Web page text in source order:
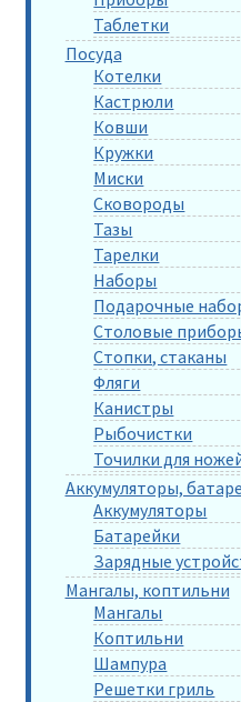
Таблетки
Посуда
Котелки
Кастрюли
Ковши
Кружки
Миски
Сковороды
Тазы
Тарелки
Наборы
Подарочные
Столовые
Стопки, стаканы
Фляги
Канистры
Рыбочистки
Точилки для
Аккумуляторы,
Аккумуляторы
Батарейки
Зарядные
Мангалы, коптильни
Мангалы
Коптильни
Шампура
Решетки гриль